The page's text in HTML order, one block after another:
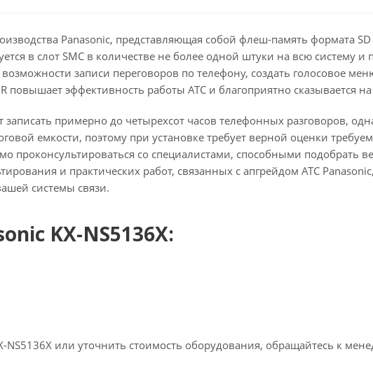
Panasonic, представляющая собой флеш-память формата
в слот SMC в количестве не более одной штуки на всю систему
записи переговоров по телефону, создать голосовое
повышает эффективность работы АТС и благоприятно сказывается
записать примерно до четырехсот часов телефонных разговоров,
емкости, поэтому при установке требует верной оценки
проконсультироваться со специалистами, способными
и практических работ, связанных с апгрейдом АТС
системы связи.
KX-NS5136X:
NS5136X или уточнить стоимость оборудования, обращайтесь к